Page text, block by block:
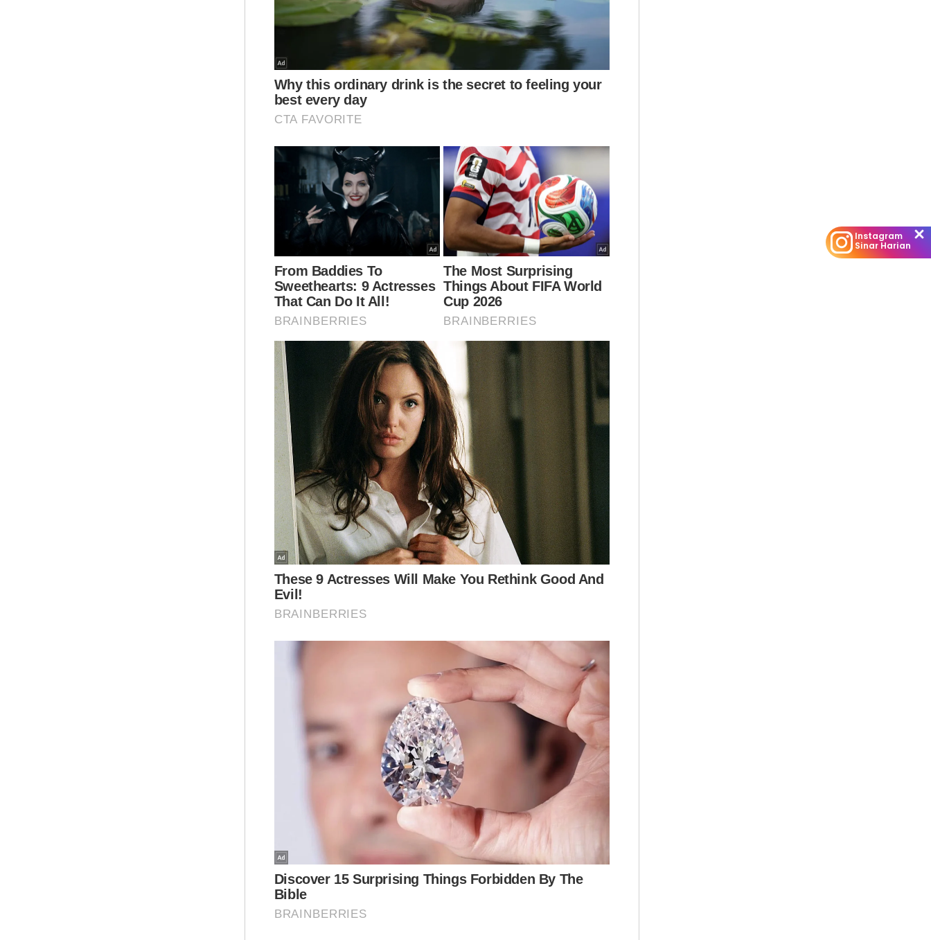
Mohd Nazri diiringi polis masuk ke kamar mahkamah.
Terdahulu, tertuduh masuk ke kamar mahkamah
jam 9 pagi memakai pakaian lengan panjang
dengan penutup kepala dan memakai pelitup
muka berwarna hitam dalam keadaan tangan
bergari serta diiringi polis.
Ahli keluarga mangsa iaitu abang, Zarul Fitri Muhd
Zamrie, 30, dan bapa saudara, Abdul Razak Judin,
49, turut hadir bagi mengikuti prosiding mahkamah.
Artikel Berkaitan:
'Arwah Zaharif sepatutnya sedang duduki SPM' -
Kes pegawai polis sebabkan kematian pelajar disebut
semula 21 Mac
[VIDEO] Keluarga tenang selepas DSP Mohd Nazri
dihadap ke muka pengadilan
Pelajar maut dilanggar: DSP Mohd Nazri dituduh bunuh
Bapa pelajar maut dilanggar rebah, tidak dapat tahan
sedih
Zaharif bersiap untuk solat Jumaat sebelum maut
dilanggar - Abang
Pada 18 Disember 2023, tertuduh, Mohd Nazri yang
bertugas sebagai Pegawai Turus Cawangan
Jenayah Berat (D9) Jabatan Siasatan Jenayah
Kedah didakwa melakukan bunuh dengan
menyebabkan kematian terhadap Muhammad
Zaharif Affendi Muhd Zamrie, 17.
Kesalahan itu didakwa dilakukan di Jalan Taman Jati
1, berhampiran Sekolah Menengah Kebangsaan
(SMK) Jati, Ipoh antara jam 12.05 hingga 12.40
tengah hari pada 15 Disember 2023.
Kanun Keseksaan yang membawa hukuman mati
atau penjara minimum 30 tahun hingga 40 tahun
dan hukuman tidak kurang 12 sebatan sekiranya
tidak dijatuhkan hukuman mati, jika sabit kesalahan.
Instagram
Sinar Harian